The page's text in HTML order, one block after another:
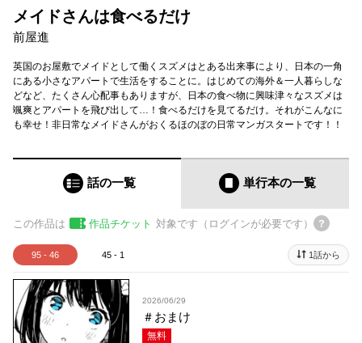
メイドさんは食べるだけ
前屋進
英国のお屋敷でメイドとして働くスズメはとある出来事により、日本の一角
にある小さなアパートで生活をすることに。はじめての海外＆一人暮らしな
どなど、たくさん心配事もありますが、日本の食べ物に興味津々なスズメは
颯爽とアパートを飛び出して…！食べるだけを見てるだけ。それがこんなに
も幸せ！非日常なメイドさんがおくるほのぼの日常マンガスタートです！！
話の一覧 単行本の一覧
この作品は 作品チケット 対象です（ログインが必要です）
95 - 46 45 - 1 1話から
2026/06/29
＃おまけ
無料